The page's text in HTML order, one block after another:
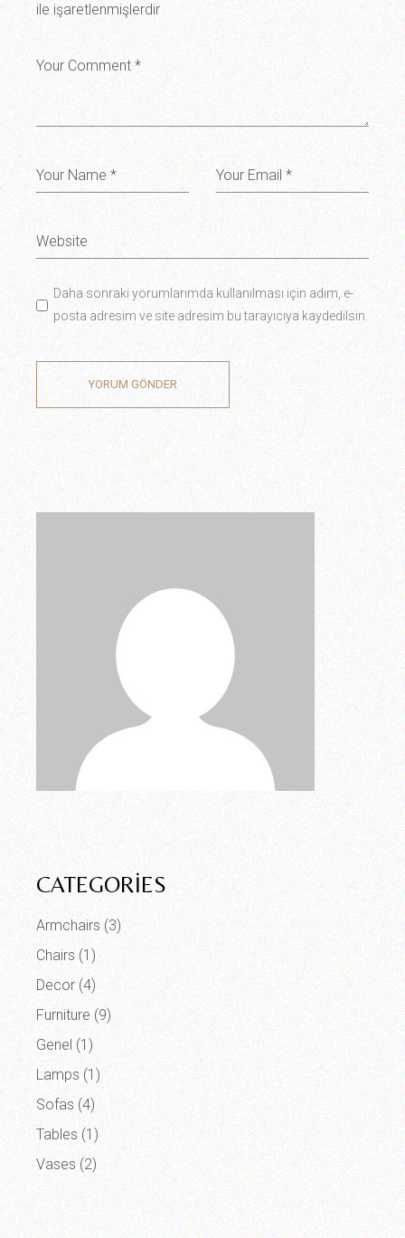
ile işaretlenmişlerdir
Daha sonraki yorumlarımda kullanılması için adım, e-
posta adresim ve site adresim bu tarayıcıya kaydedilsin.
YORUM GÖNDER
CATEGORIES
Armchairs(3)
Chairs(1)
Decor(4)
Furniture (9)
Genel (1)
Lamps(1)
Sofas (4)
Tables(1)
Vases (2)